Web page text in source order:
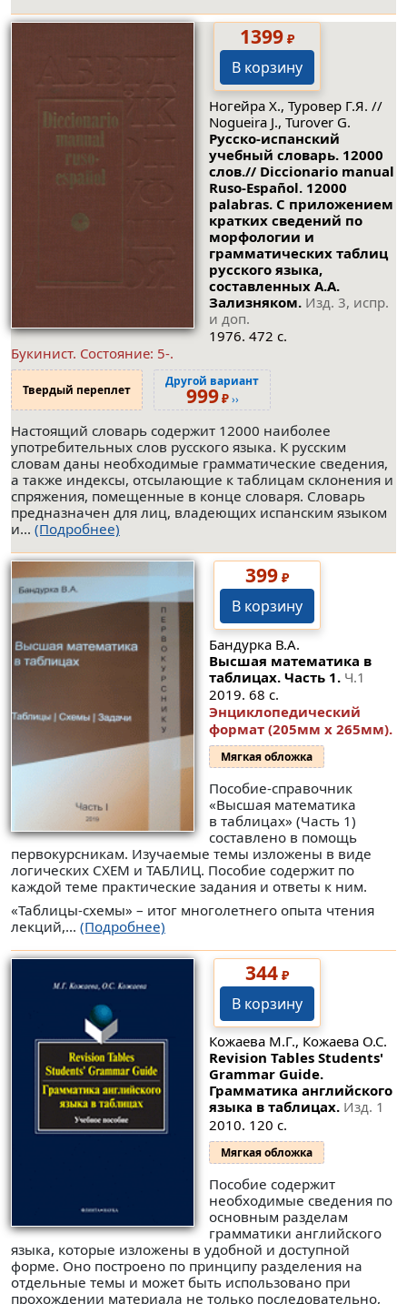
1399₽
В корзину
Ногейра Х., Туровер Г.Я. //
Nogueira J., Turover G.
Русско-испанский
учебный словарь. 12000
слов.// Diccionario manual
Ruso-Español. 12000
palabras. С приложением
кратких сведений по
морфологии и
грамматических таблиц
русского языка,
составленных А.А.
Зализняком. Изд. 3, испр.
и доп.
1976. 472 с.
Букинист. Состояние: 5-.
Твердый переплет
Другой вариант
999₽››
Настоящий словарь содержит 12000 наиболее
употребительных слов русского языка. К русским
словам даны необходимые грамматические сведения,
а также индексы, отсылающие к таблицам склонения и
спряжения, помещенные в конце словаря. Словарь
предназначен для лиц, владеющих испанским языком
и... (Подробнее)
399₽
В корзину
Бандурка В.А.
Высшая математика в
таблицах. Часть 1. Ч.1
2019. 68 с.
Энциклопедический
формат (205мм x 265мм).
Мягкая обложка
Пособие-справочник
«Высшая математика
в таблицах» (Часть 1)
составлено в помощь
первокурсникам. Изучаемые темы изложены в виде
логических СХЕМ и ТАБЛИЦ. Пособие содержит по
каждой теме практические задания и ответы к ним.
«Таблицы-схемы» – итог многолетнего опыта чтения
лекций,... (Подробнее)
344₽
В корзину
Кожаева М.Г., Кожаева О.С.
Revision Tables Students'
Grammar Guide.
Грамматика английского
языка в таблицах. Изд. 1
2010. 120 с.
Мягкая обложка
Пособие содержит
необходимые сведения по
основным разделам
грамматики английского
языка, которые изложены в удобной и доступной
форме. Оно построено по принципу разделения на
отдельные темы и может быть использовано при
прохождении материала не только последовательно,